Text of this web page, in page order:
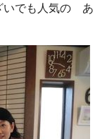
いでも人気の あ